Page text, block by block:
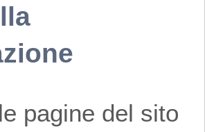
pagine del sito